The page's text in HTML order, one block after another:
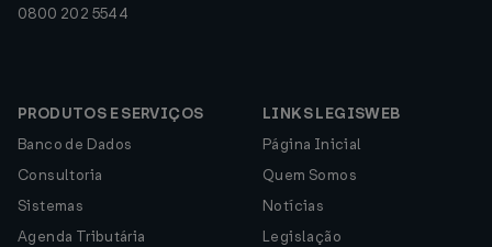
0800 202 5544
PRODUTOS E SERVIÇOS
Banco de Dados
Consultoria
Sistemas
Agenda Tributária
LINKS LEGISWEB
Página Inicial
Quem Somos
Notícias
Legislação